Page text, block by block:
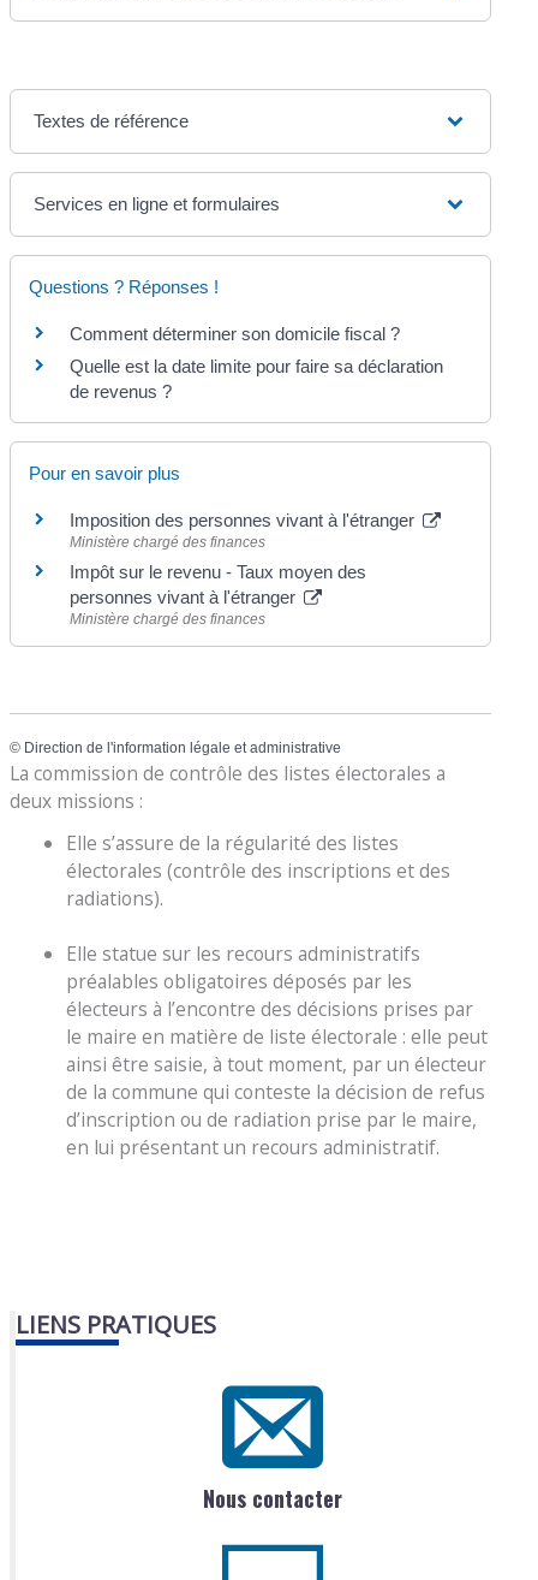
Textes de référence
Services en ligne et formulaires
Questions ? Réponses !
Comment déterminer son domicile fiscal ?
Quelle est la date limite pour faire sa déclaration
de revenus ?
Pour en savoir plus
Imposition des personnes vivant à l'étranger
Ministère chargé des finances
Impôt sur le revenu - Taux moyen des
personnes vivant à l'étranger
Ministère chargé des finances
© Direction de l'information légale et administrative
La commission de contrôle des listes électorales a
deux missions :
Elle s’assure de la régularité des listes
électorales (contrôle des inscriptions et des
radiations).
Elle statue sur les recours administratifs
préalables obligatoires déposés par les
électeurs à l’encontre des décisions prises par
le maire en matière de liste électorale : elle peut
ainsi être saisie, à tout moment, par un électeur
de la commune qui conteste la décision de refus
d’inscription ou de radiation prise par le maire,
en lui présentant un recours administratif.
LIENS PRATIQUES
Nous contacter